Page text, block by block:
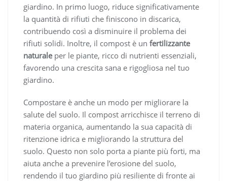
giardino. In primo luogo, riduce significativamente
la quantità di rifiuti che finiscono in discarica,
contribuendo così a disminuire il problema dei
rifiuti solidi. Inoltre, il compost è un fertilizzante
naturaleper le piante, ricco di nutrienti essenziali,
favorendo una crescita sana e rigogliosa nel tuo
giardino.
Compostare è anche un modo per migliorare la
salute del suolo. Il compost arricchisce il terreno di
materia organica, aumentando la sua capacità di
ritenzione idrica e migliorando la struttura del
suolo. Questo non solo porta a piante più forti, ma
aiuta anche a prevenire l’erosione del suolo,
rendendo il tuo giardino più resiliente di fronte ai